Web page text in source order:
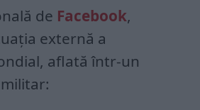
de Facebook,
externă a
aflată într-un